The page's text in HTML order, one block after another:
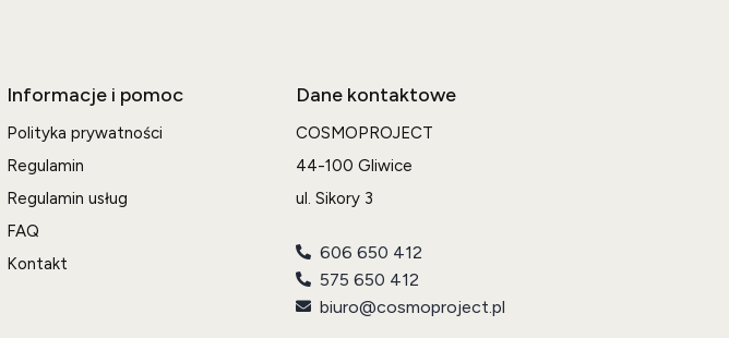
Informacje i pomoc
Polityka prywatności
Regulamin
Regulamin usług
FAQ
Kontakt
Dane kontaktowe
COSMOPROJECT
44-100 Gliwice
ul. Sikory 3
606 650 412
575 650 412
biuro@cosmoproject.pl